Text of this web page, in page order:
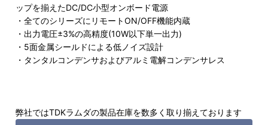
ップを揃えたDC/DC小型オンボード電源
・全てのシリーズにリモートON/OFF機能内蔵
・出力電圧±3%の高精度(10W以下単一出力)
・5面金属シールドによる低ノイズ設計
・タンタルコンデンサおよびアルミ電解コンデンサレス
弊社ではTDKラムダの製品在庫を数多く取り揃えております